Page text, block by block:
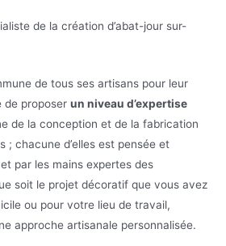
de la création d’abat-jour sur-
de tous ses artisans pour leur
de proposer un niveau d’expertise
de la conception et de la fabrication
; chacune d’elles est pensée et
par les mains expertes des
soit le projet décoratif que vous avez
ou pour votre lieu de travail,
approche artisanale personnalisée.